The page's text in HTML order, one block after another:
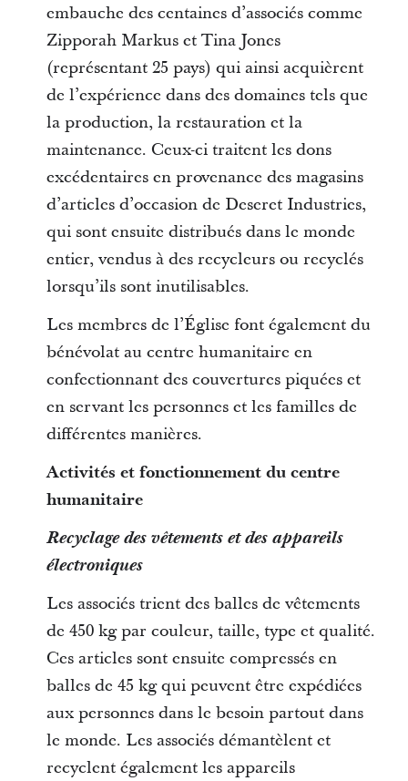
embauche des centaines d’associés comme
Zipporah Markus et Tina Jones
(représentant 25 pays) qui ainsi acquièrent
de l’expérience dans des domaines tels que
la production, la restauration et la
maintenance. Ceux-ci traitent les dons
excédentaires en provenance des magasins
d’articles d’occasion de Deseret Industries,
qui sont ensuite distribués dans le monde
entier, vendus à des recycleurs ou recyclés
lorsqu’ils sont inutilisables.
Les membres de l’Église font également du
bénévolat au centre humanitaire en
confectionnant des couvertures piquées et
en servant les personnes et les familles de
différentes manières.
Activités et fonctionnement du centre
humanitaire
Recyclage des vêtements et des appareils
électroniques
Les associés trient des balles de vêtements
de 450 kg par couleur, taille, type et qualité.
Ces articles sont ensuite compressés en
balles de 45 kg qui peuvent être expédiées
aux personnes dans le besoin partout dans
le monde. Les associés démantèlent et
recyclent également les appareils